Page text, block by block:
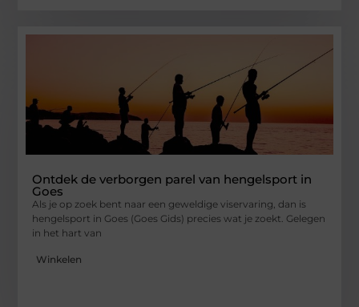
Ontdek de verborgen parel van hengelsport in
Goes
Als je op zoek bent naar een geweldige viservaring, dan is
hengelsport in Goes (Goes Gids) precies wat je zoekt. Gelegen
in het hart van
Winkelen